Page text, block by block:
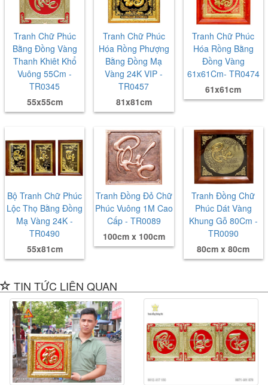
Tranh Chữ Phúc
Bằng Đồng Vàng
Thanh Khiêt Khổ
Vuông 55Cm -
TR0345
55x55cm
Tranh Chữ Phúc
Hóa Rồng Phượng
Bằng Đồng Mạ
Vàng 24K VIP -
TR0457
81x81cm
Tranh Chữ Phúc
Hóa Rồng Bằng
Đồng Vàng
61x61Cm- TR0474
61x61cm
Bộ Tranh Chữ Phúc
Lộc Thọ Bằng Đồng
Mạ Vàng 24K -
TR0490
55x81cm
Tranh Đồng Đỏ Chữ
Phúc Vuông 1M Cao
Cấp - TR0089
100cm x 100cm
Tranh Đồng Chữ
Phúc Dát Vàng
Khung Gỗ 80Cm -
TR0090
80cm x 80cm
TIN TỨC LIÊN QUAN